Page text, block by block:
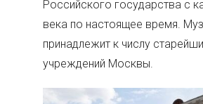
Российского государства с
века по настоящее время.
принадлежит к числу
учреждений Москвы.